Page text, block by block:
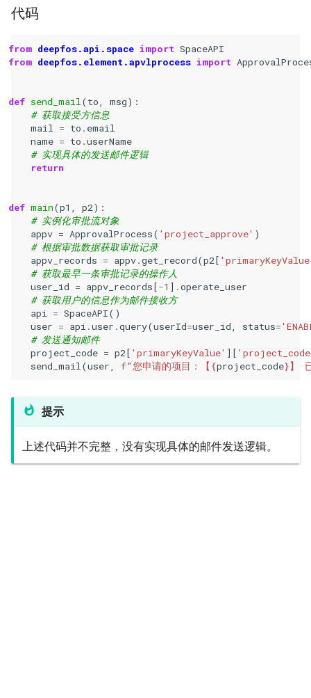
代码
from deepfos.api.space import SpaceAPI
from deepfos.element.apvlprocess import
def send_mail(to, msg):
# 获取接受方信息
mail = to . email
name = to .userName
# 实现具体的发送邮件逻辑
return
def main(p1 , p2):
# 实例化审批流对象
appv = ApprovalProcess( 'project_approve' )
# 根据审批数据获取审批记录
appv_records = appv.get_record(p2[
# 获取最早一条审批记录的操作人
user_id = appv_records[-1 ] .operate_user
# 获取用户的信息作为邮件接收方
api = SpaceAPI()
user = api .user .query(userId=user_id, status=
# 发送通知邮件
project_code = p2[ 'primaryKeyValue' ][
send_mail(user, f"您申请的项目：【 {project_code}】
提示
上述代码并不完整，没有实现具体的邮件发送逻辑。